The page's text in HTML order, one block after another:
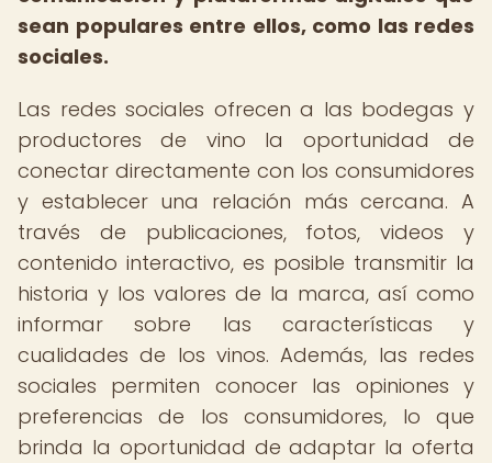
sean populares entre ellos, como las redes
sociales.
Las redes sociales ofrecen a las bodegas y
productores de vino la oportunidad de
conectar directamente con los consumidores
y establecer una relación más cercana. A
través de publicaciones, fotos, videos y
contenido interactivo, es posible transmitir la
historia y los valores de la marca, así como
informar sobre las características y
cualidades de los vinos. Además, las redes
sociales permiten conocer las opiniones y
preferencias de los consumidores, lo que
brinda la oportunidad de adaptar la oferta